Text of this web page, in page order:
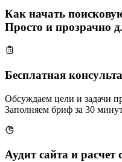
Как начать
Просто и прозрачно
Бесплатная
Обсуждаем цели и задачи
Заполняем бриф за 30
Аудит сайта и расчет